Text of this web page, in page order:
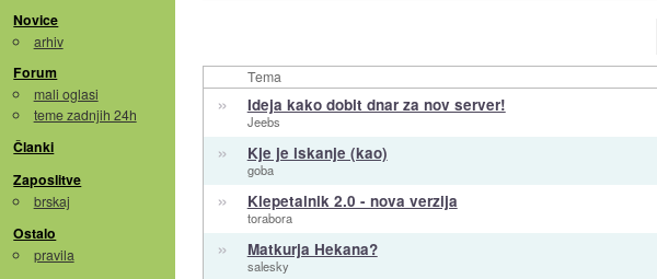
Novice
arhiv
Forum
mali oglasi
teme zadnjih 24h
Članki
Zaposlitve
brskaj
Ostalo
pravila
Tema
» Ideja kako dobit dnar za nov server!
Jeebs
» Kje je iskanje (kao)
goba
» Klepetalnik 2.0 - nova verzija
torabora
» Matkurja Hekana?
salesky